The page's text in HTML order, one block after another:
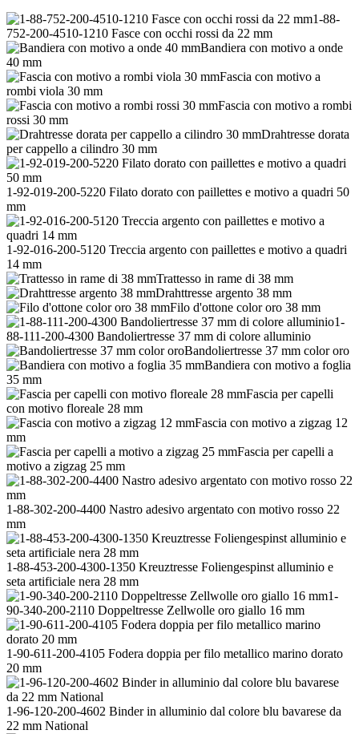
1-88-
752-200-4510-1210 Fasce con occhi rossi da 22 mm
Bandiera con motivo a onde
40 mm
Fascia con motivo a
rombi viola 30 mm
Fascia con motivo a rombi
rossi 30 mm
Drahtresse dorata
per cappello a cilindro 30 mm
1-92-019-200-5220 Filato dorato con paillettes e motivo a quadri 50
mm
1-92-016-200-5120 Treccia argento con paillettes e motivo a quadri
14 mm
Trattesso in rame di 38 mm
Drahttresse argento 38 mm
Filo d'ottone color oro 38 mm
1-
88-111-200-4300 Bandoliertresse 37 mm di colore alluminio
Bandoliertresse 37 mm color oro
Bandiera con motivo a foglia
35 mm
Fascia per capelli
con motivo floreale 28 mm
Fascia con motivo a zigzag 12
mm
Fascia per capelli a
motivo a zigzag 25 mm
1-88-302-200-4400 Nastro adesivo argentato con motivo rosso 22
mm
1-88-453-200-4300-1350 Kreuztresse Foliengespinst alluminio e
seta artificiale nera 28 mm
1-
90-340-200-2110 Doppeltresse Zellwolle oro giallo 16 mm
1-90-611-200-4105 Fodera doppia per filo metallico marino dorato
20 mm
1-96-120-200-4602 Binder in alluminio dal colore blu bavarese da
22 mm National